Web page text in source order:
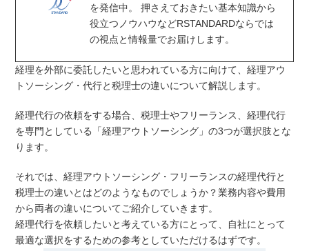
を発信中。 押さえておきたい基本知識から
役立つノウハウなどRSTANDARDならでは
の視点と情報量でお届けします。
経理を外部に委託したいと思われている方に向けて、経理アウ
トソーシング・代行と税理士の違いについて解説します。
経理代行の依頼をする場合、税理士やフリーランス、経理代行
を専門としている「経理アウトソーシング」の3つが選択肢とな
ります。
それでは、経理アウトソーシング・フリーランスの経理代行と
税理士の違いとはどのようなものでしょうか？業務内容や費用
から両者の違いについてご紹介していきます。
経理代行を依頼したいと考えている方にとって、自社にとって
最適な選択をするための参考としていただけるはずです。